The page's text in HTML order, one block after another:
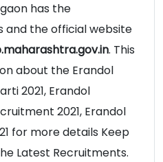
has the
and the official website
. This
about the Erandol
2021, Erandol
2021, Erandol
for more details Keep
Latest Recruitments.